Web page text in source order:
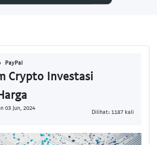
PayPal
Crypto Investasi
03 Jun, 2024
Dilihat: 1187 kali